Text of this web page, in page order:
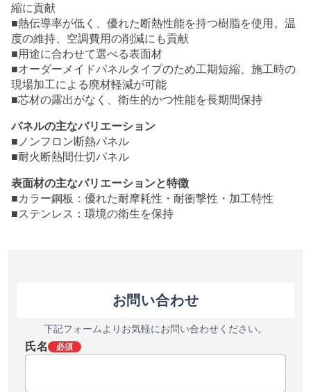
縮に貢献
■熱伝導率が低く、優れた断熱性能を持つ樹脂を使用。温
度の維持、空調費用の削減にも貢献
■用途に合わせて選べる表面材
■オーダーメイドパネルタイプのため工期短縮、施工時の
現場加工による廃材軽減が可能
■芯材の露出がなく、衛生的かつ性能を長期間保持
パネルの主なバリエーション
■ノンフロン断熱パネル
■耐火断熱間仕切パネル
表面材の主なバリエーションと特徴
■カラー鋼板：優れた耐摩耗性・耐衝撃性・加工特性
■ステンレス：環境の衛生を保持
お問い合わせ
下記フォームよりお気軽にお問い合わせください。
氏名 必須